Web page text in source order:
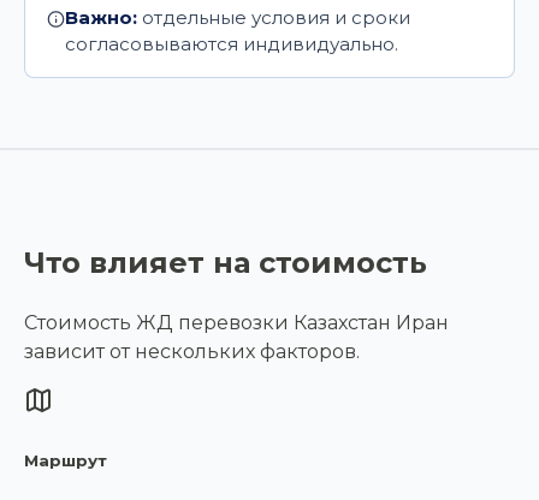
Важно: отдельные условия и сроки
согласовываются индивидуально.
Что влияет на стоимость
Стоимость ЖД перевозки Казахстан Иран
зависит от нескольких факторов.
Маршрут